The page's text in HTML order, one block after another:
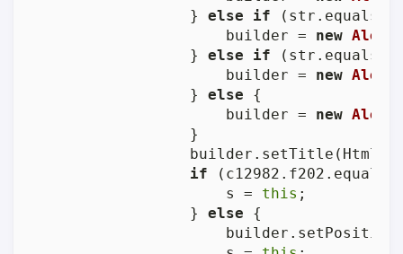
                }
else if
                    builder =
new
                }
else if
                    builder =
new
                }
else {
                    builder =
new
                }
if (c12982.f202.equals(
                    s =
this ;
                }
else {